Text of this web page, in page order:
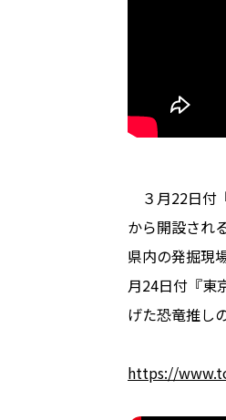
３月22日付
から開設され
県内の発掘現
月24日付『東
げた恐竜推し
https://